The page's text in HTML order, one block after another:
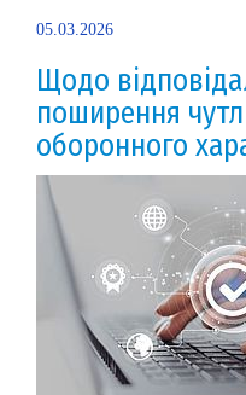
05.03.2026
Щодо
поширення
оборонного